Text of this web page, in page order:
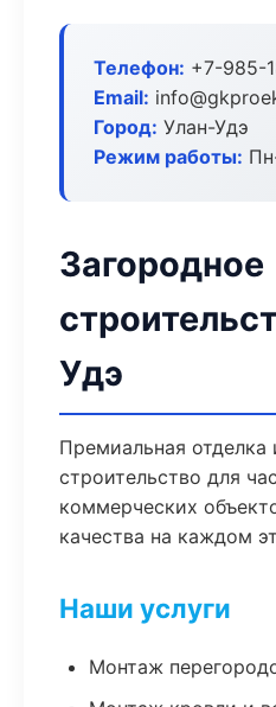
Телефон: +7-985-
Email:
Город: Улан-Удэ
Режим работы:
Загородное
Удэ
Премиальная отделка
строительство для
коммерческих
качества на каждом
Наши услуги
Монтаж